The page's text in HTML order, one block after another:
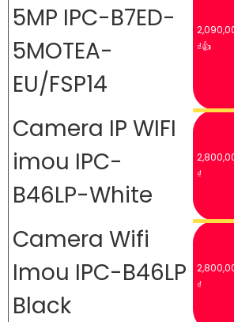
5MP IPC-B7ED-
5MOTEA-
EU/FSP14
₫👍
Camera IP WIFI
imou IPC-
B46LP-White
₫
Camera Wifi
Imou IPC-B46LP
Black
₫